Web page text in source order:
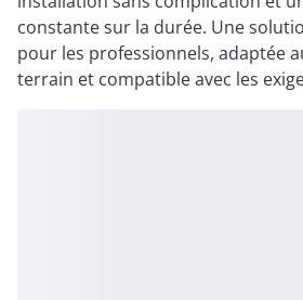
constante sur la durée. Une
pour les professionnels, adaptée
terrain et compatible avec les